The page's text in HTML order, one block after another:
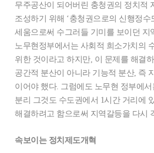
무주공산이 되어버린 충청권의 정치적
조성하기 위해 ‘충청권으로의 신행정수
세움으로써 수그러들 기미를 보이던 지
노무현정부에서는 사회적 희소가치의
위한 것이라고 하지만, 이 문제를 해결
공간적 분산이 아니라 기능적 분산, 즉
이어야 했다. 그럼에도 노무현 정부에
분리 그것도 수도권에서 1시간 거리에
해결하려고 함으로써 지역갈등을 다시
속보이는 정치제도개혁